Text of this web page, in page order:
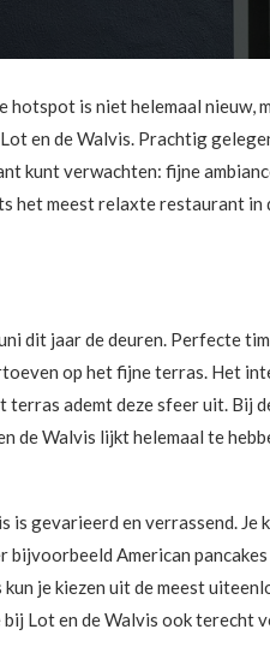
hotspot is niet helemaal nieuw,
en de Walvis. Prachtig
kunt verwachten: fijne
het meest relaxte restaurant in
dit jaar de deuren. Perfecte
op het fijne terras. Het
terras ademt deze sfeer uit.
de Walvis lijkt helemaal te
is gevarieerd en verrassend.
bijvoorbeeld American
je kiezen uit de meest
bij Lot en de Walvis ook terecht